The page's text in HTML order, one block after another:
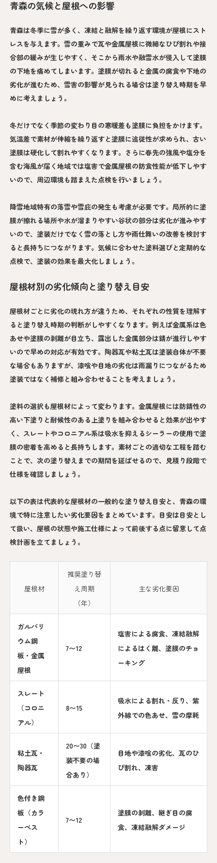
青森の気候と屋根への影響
青森は冬季に雪が多く、凍結と融解を繰り返す環境が屋根にスト
レスを与えます。雪の重みで瓦や金属屋根に微細なひび割れや接
合部の緩みが生じやすく、そこから雨水や融雪水が侵入して塗膜
の下地を痛めてしまいます。塗膜が切れると金属の腐食や下地の
劣化が進むため、雪害の影響が見られる場合は塗り替え時期を早
めに考えましょう。
冬だけでなく季節の変わり目の寒暖差も塗膜に負担をかけます。
気温差で素材が伸縮を繰り返すと塗膜に追従性が求められ、古い
塗膜は硬化して割れやすくなります。さらに春先の強風や塩分を
含む海風が届く地域では塩害で金属屋根の防食性能が低下しやす
いので、周辺環境も踏まえた点検を行いましょう。
降雪地域特有の落雪や雪庇の発生も考慮が必要です。局所的に塗
膜が擦れる場所や水が溜まりやすい谷状の部分は劣化が進みやす
いので、塗装だけでなく雪の落とし方や雨仕舞いの改善を検討す
ると長持ちにつながります。気候に合わせた塗料選びと定期的な
点検で、塗装の効果を最大化しましょう。
屋根材別の劣化傾向と塗り替え目安
屋根材ごとに劣化の現れ方が違うため、それぞれの性質を理解す
ると塗り替え時期の判断がしやすくなります。例えば金属系は色
あせや塗膜の剥離が目立ち、露出した金属部分は錆が進行しやす
いので早めの対応が有効です。陶器瓦や粘土瓦は塗装自体が不要
な場合もありますが、漆喰や目地の劣化は雨漏りにつながるため
塗装ではなく補修と組み合わせることを考えましょう。
塗料の選択も屋根材によって変わります。金属屋根には防錆性の
高い下塗りと耐候性のある上塗りを組み合わせると効果が出やす
く、スレートやコロニアル系は吸水を抑えるシーラーの使用で塗
膜の密着を高めると長持ちします。素材ごとの適切な工程を踏む
ことで、次の塗り替えまでの期間を延ばせるので、見積り段階で
仕様を確認しましょう。
以下の表は代表的な屋根材の一般的な塗り替え目安と、青森の環
境で特に注意したい劣化要因をまとめています。目安は目安とし
て扱い、屋根の状態や施工仕様によって前後する点に留意して点
検計画を立てましょう。
屋根材
推奨塗り替
え周期
（年）
主な劣化要因
ガルバリ
ウム鋼
板・金属
屋根
7〜12
塩害による腐食、凍結融解
によるはく離、塗膜のチョ
ーキング
スレート
（コロニ
アル）
8〜15
吸水による割れ・反り、紫
外線での色あせ、雪の摩耗
粘土瓦・
陶器瓦
20〜30（塗
装不要の場
合あり）
目地や漆喰の劣化、瓦のひ
び割れ、凍害
色付き鋼
板（カラ
ーベス
ト）
7〜12
塗膜の剥離、継ぎ目の腐
食、凍結融解ダメージ